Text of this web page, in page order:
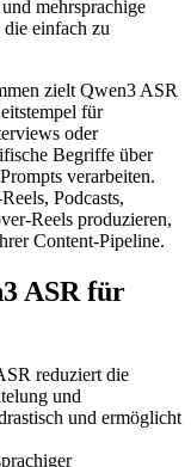
mehrsprachige
einfach zu
zielt Qwen3 ASR
für
oder
Begriffe über
verarbeiten.
Podcasts,
Reels produzieren,
Content-Pipeline.
ASR für
reduziert die
und
und ermöglicht